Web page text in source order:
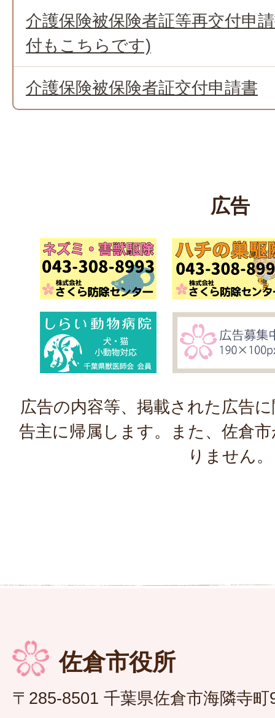
介護保険被保険者証等再交付申
付もこちらです)
介護保険被保険者証交付申請書
広告
広告の内容等、掲載された広告
告主に帰属します。また、佐倉
りません。
佐倉市役所
〒285-8501 千葉県佐倉市海隣寺町